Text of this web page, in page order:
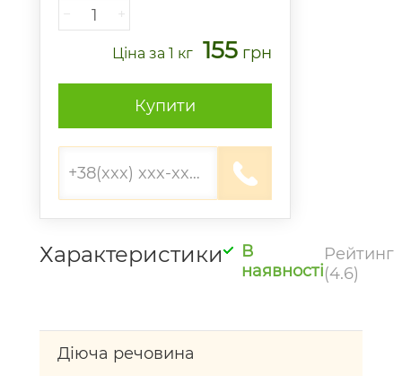
− +
Ціна за 1 кг 155 грн
Купити
Характеристики
В
наявності
Рейтинг
(4.6)
Діюча речовина